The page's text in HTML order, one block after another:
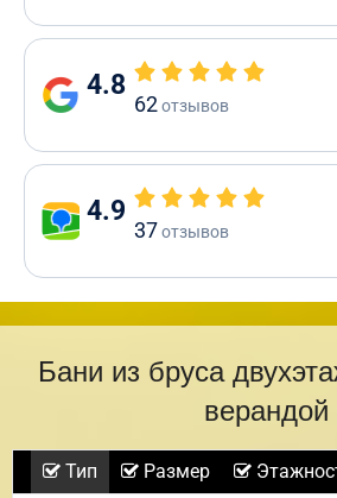
4.8
62отзывов
4.9
37отзывов
Бани из бруса
верандой
Тип Размер